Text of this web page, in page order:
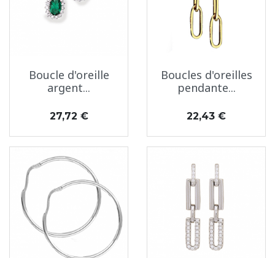
Boucle d'oreille
argent...
Prix
27,72 €
Boucles d'oreilles
pendante...
Prix
22,43 €